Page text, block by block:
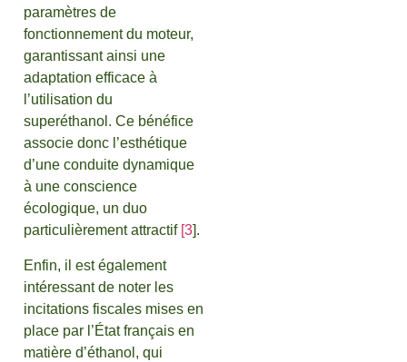
paramètres de
fonctionnement du moteur,
garantissant ainsi une
adaptation efficace à
l’utilisation du
superéthanol. Ce bénéfice
associe donc l’esthétique
d’une conduite dynamique
à une conscience
écologique, un duo
particulièrement attractif [3].
Enfin, il est également
intéressant de noter les
incitations fiscales mises en
place par l’État français en
matière d’éthanol, qui